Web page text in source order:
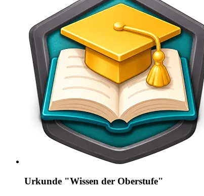
Urkunde "Wissen der Oberstufe"